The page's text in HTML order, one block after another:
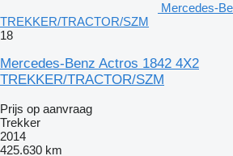
Mercedes-
TREKKER/TRACTOR/SZM
18
Mercedes-Benz Actros 1842 4X2
TREKKER/TRACTOR/SZM
Prijs op aanvraag
Trekker
2014
425.630 km